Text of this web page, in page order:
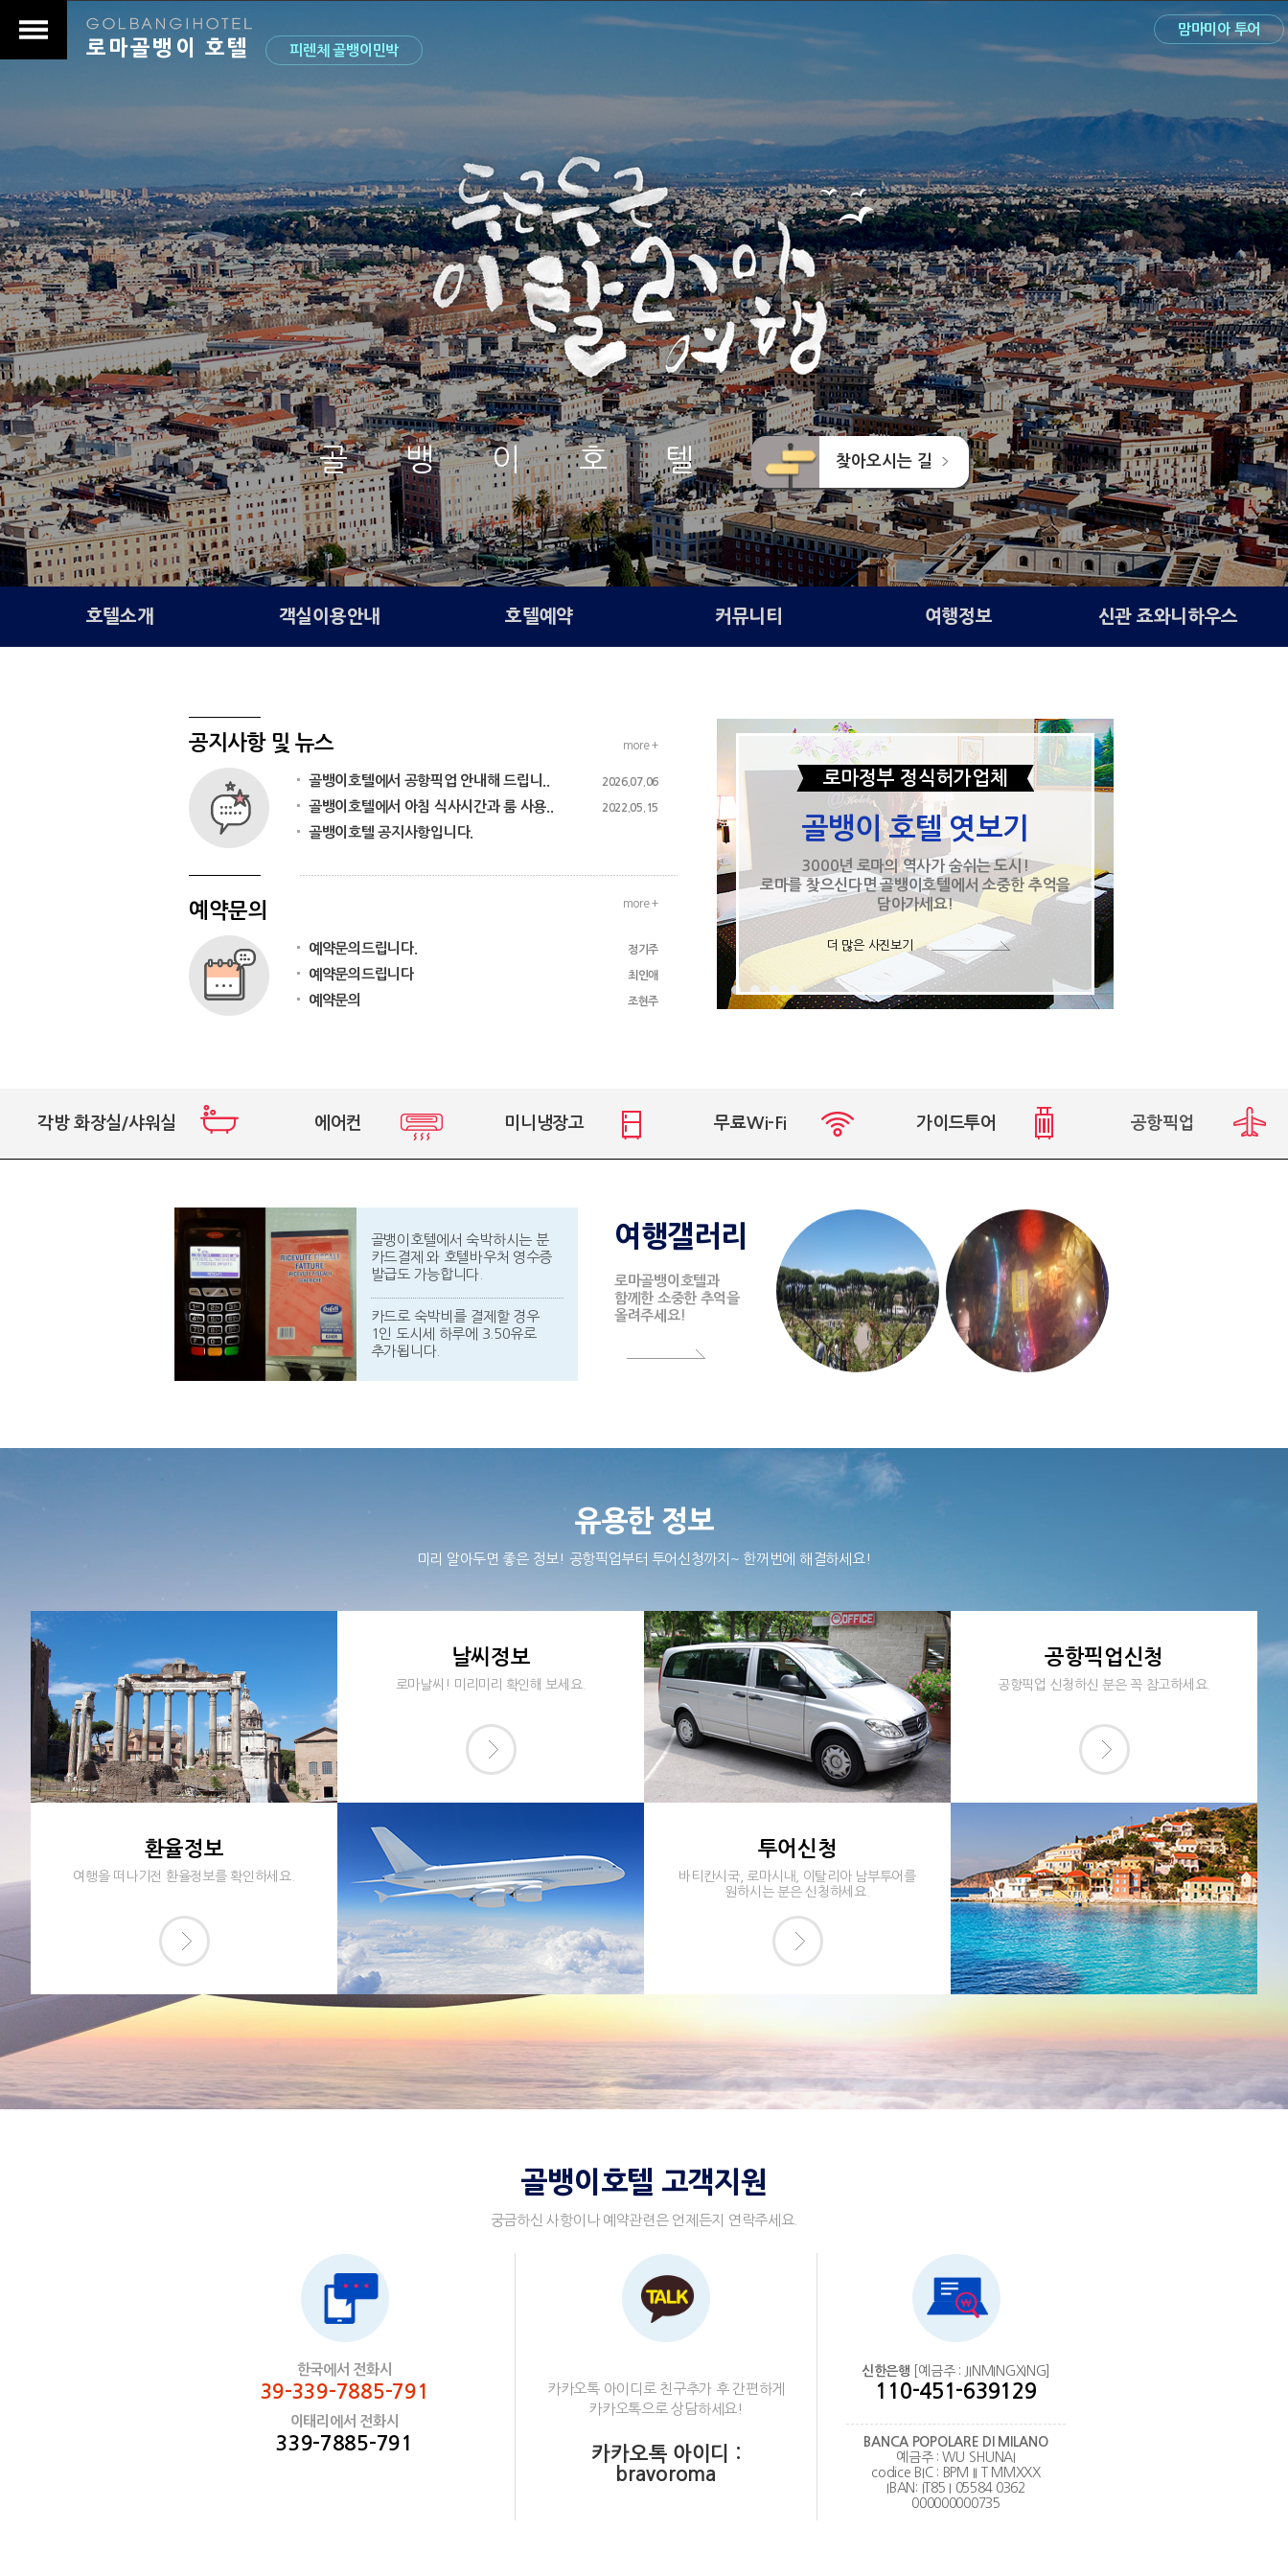
로마골뱅이 호텔 피렌체 골뱅이민박
맘마미아 투어
골 뱅 이 호 텔 찾아오시는 길
호텔소개 객실이용안내 호텔예약 커뮤니티 여행정보 신관 죠와니하우스
공지사항 및 뉴스 more +
골뱅이호텔에서 공항픽업 안내해 드립니.. 2026.07.06
골뱅이호텔에서 아침 식사시간과 룸 사용.. 2022.05.15
골뱅이호텔 공지사항입니다.
예약문의 more +
예약문의드립니다. 정기주
예약문의드립니다 최인애
예약문의 조현주
로마정부 정식허가업체
골뱅이 호텔 엿보기
3000년 로마의 역사가 숨쉬는 도시!
로마를 찾으신다면 골뱅이호텔에서 소중한 추억을
담아가세요!
더 많은 사진보기
각방 화장실/샤워실 에어컨 미니냉장고 무료Wi-Fi 가이드투어 공항픽업
골뱅이호텔에서 숙박하시는 분
카드결제 와 호텔바우처 영수증
발급도 가능합니다.
카드로 숙박비를 결제할 경우
1인 도시세 하루에 3.50유로
추가됩니다.
여행갤러리
로마골뱅이호텔과
함께한 소중한 추억을
올려주세요!
유용한 정보
미리 알아두면 좋은 정보! 공항픽업부터 투어신청까지~ 한꺼번에 해결하세요!
날씨정보
로마날씨! 미리미리 확인해 보세요.
공항픽업신청
공항픽업 신청하신 분은 꼭 참고하세요.
환율정보
여행을 떠나기전 환율정보를 확인하세요.
투어신청
바티칸시국, 로마시내, 이탈리아 남부투어를
원하시는 분은 신청하세요.
골뱅이호텔 고객지원
궁금하신 사항이나 예약관련은 언제든지 연락주세요.
한국에서 전화시
39-339-7885-791
이태리에서 전화시
339-7885-791
카카오톡 아이디로 친구추가 후 간편하게
카카오톡으로 상담하세요!
카카오톡 아이디 :
bravoroma
신한은행 [예금주 : JINMINGXING]
110-451-639129
BANCA POPOLARE DI MILANO
예금주 : WU SHUNAI
codice BIC : BPM II T MMXXX
IBAN: IT85 I 05584 0362
000000000735